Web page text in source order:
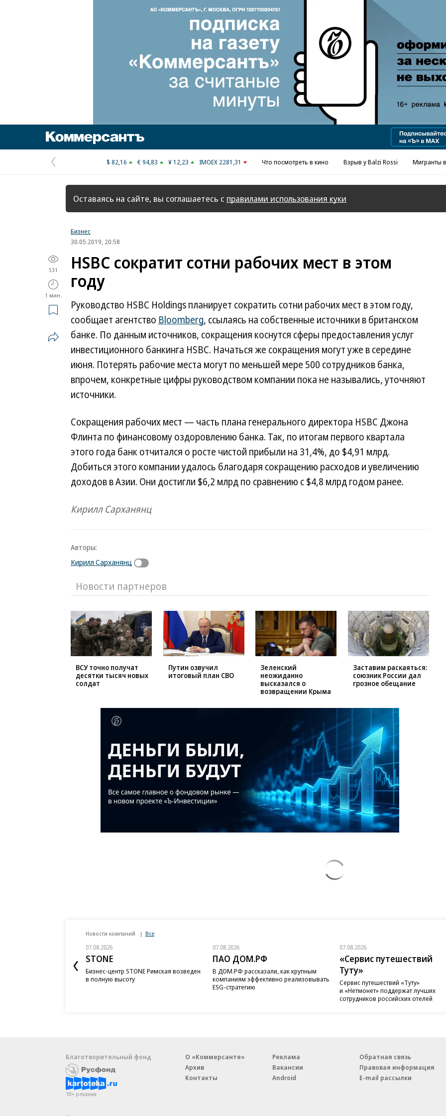
Реклама в «Ъ» www.kommersant.ru/ad
Предыдущая
страница
$ 82,16 € 94,83 ¥ 12,23 IMOEX 2281,31 Что посмотреть в кино Взрыв у Balzi Rossi Мигранты
Оставаясь на сайте, вы соглашаетесь с правилами использования куки
Бизнес
30.05.2019, 20:58
531
1 мин.
HSBC сократит сотни рабочих мест в этом
году
Руководство HSBC Holdings планирует сократить сотни рабочих мест в этом году,
сообщает агентство Bloomberg, ссылаясь на собственные источники в британском
банке. По данным источников, сокращения коснутся сферы предоставления услуг
инвестиционного банкинга HSBC. Начаться же сокращения могут уже в середине
июня. Потерять рабочие места могут по меньшей мере 500 сотрудников банка,
впрочем, конкретные цифры руководством компании пока не назывались, уточняют
источники.
Сокращения рабочих мест — часть плана генерального директора HSBC Джона
Флинта по финансовому оздоровлению банка. Так, по итогам первого квартала
этого года банк отчитался о росте чистой прибыли на 31,4%, до $4,91 млрд.
Добиться этого компании удалось благодаря сокращению расходов и увеличению
доходов в Азии. Они достигли $6,2 млрд по сравнению с $4,8 млрд годом ранее.
Кирилл Сарханянц
Авторы:
Кирилл Сарханянц
Новости партнеров
ВСУ точно получат
десятки тысяч новых
солдат
Путин озвучил
итоговый план СВО
Зеленский
неожиданно
высказался о
возвращении Крыма
Заставим раскаяться:
союзник России дал
грозное обещание
Новости компаний Все
07.08.2026
STONE
Бизнес-центр STONE Римская возведен
в полную высоту
07.08.2026
ПАО ДОМ.РФ
В ДОМ.РФ рассказали, как крупным
компаниям эффективно реализовывать
ESG-стратегию
07.08.2026
«Сервис путешествий
Туту»
Сервис путешествий «Туту»
и «Нетмонет» поддержат лучших
сотрудников российских отелей
Благотворительный фонд
18+ реклама
О «Коммерсанте»
Архив
Контакты
Реклама
Вакансии
Android
Обратная связь
Правовая информация
E-mail рассылки